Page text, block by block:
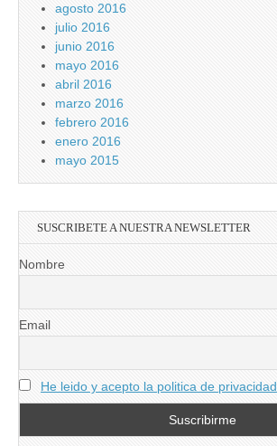
agosto 2016
julio 2016
junio 2016
mayo 2016
abril 2016
marzo 2016
febrero 2016
enero 2016
mayo 2015
SUSCRIBETE A NUESTRA NEWSLETTER
Nombre
Email
He leido y acepto la politica de privacidad